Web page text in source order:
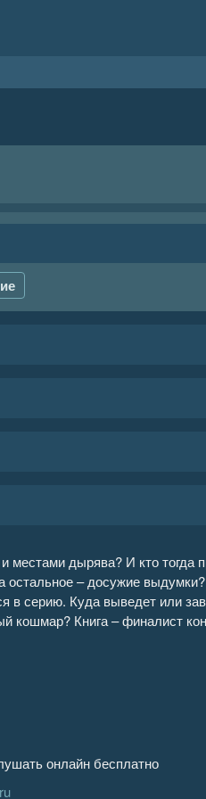
дырява? И кто тогда
– досужие
в серию. Куда выведет или
кошмар? Книга – финалист
онлайн бесплатно